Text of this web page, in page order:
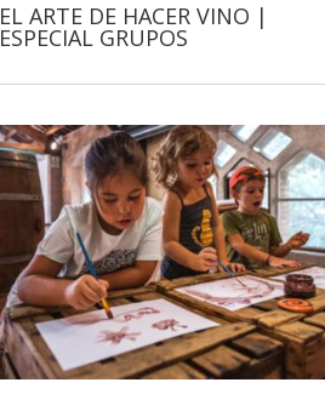
EL ARTE DE HACER VINO |
ESPECIAL GRUPOS